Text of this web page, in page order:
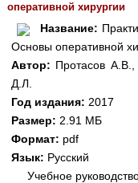
Методические
Научно-популярное
Статьи
Новости
Медицинская
Нормативы
оперативной хирургии
Название:
Основы оперативной
Автор: Протасов
Д.Л.
Год издания: 2017
Размер: 2.91 МБ
Формат: pdf
Язык: Русский
Учебное